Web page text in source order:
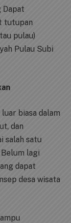
Dapat
tutupan
pulau)
Pulau Subi
biasa dalam
dan
salah satu
lagi
dapat
desa wisata